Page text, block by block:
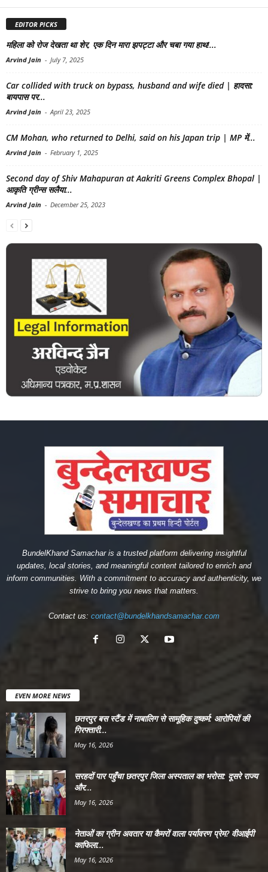
EDITOR PICKS
महिला को रोज देखता था शेर, एक दिन मारा झपट्टा और चबा गया हाथ!...
Arvind Jain - July 7, 2025
Car collided with truck on bypass, husband and wife died | हादसा:
बायपास पर...
Arvind Jain - April 23, 2025
CM Mohan, who returned to Delhi, said on his Japan trip | MP में...
Arvind Jain - February 1, 2025
Second day of Shiv Mahapuran at Aakriti Greens Complex Bhopal |
आकृति ग्रीन्स सलैया...
Arvind Jain - December 25, 2023
BundelKhand Samachar is a trusted platform delivering insightful
updates, local stories, and meaningful content tailored to enrich and
inform communities. With a commitment to accuracy and authenticity, we
strive to bring you news that matters.
Contact us: contact@bundelkhandsamachar.com
EVEN MORE NEWS
छतरपुर बस स्टैंड में नाबालिग से सामूहिक दुष्कर्म: आरोपियों की
गिरफ्तारी...
May 16, 2026
सरहदों पार पहुँचा छतरपुर जिला अस्पताल का भरोसा: दूसरे राज्य
और...
May 16, 2026
नेताओं का ग्रीन अवतार या कैमरों वाला पर्यावरण प्रेम? वीआईपी
काफिला...
May 16, 2026